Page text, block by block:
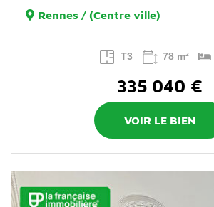
Rennes / (Centre ville)
T3 78 m²
335 040 €
VOIR LE BIEN